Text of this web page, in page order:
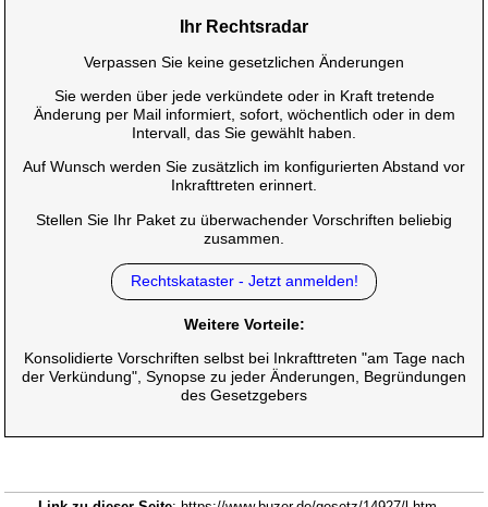
Ihr Rechtsradar
Verpassen Sie keine gesetzlichen Änderungen
Sie werden über jede verkündete oder in Kraft tretende
Änderung per Mail informiert, sofort, wöchentlich oder in dem
Intervall, das Sie gewählt haben.
Auf Wunsch werden Sie zusätzlich im konfigurierten Abstand vor
Inkrafttreten erinnert.
Stellen Sie Ihr Paket zu überwachender Vorschriften beliebig
zusammen.
Rechtskataster - Jetzt anmelden!
Weitere Vorteile:
Konsolidierte Vorschriften selbst bei Inkrafttreten "am Tage nach
der Verkündung", Synopse zu jeder Änderungen, Begründungen
des Gesetzgebers